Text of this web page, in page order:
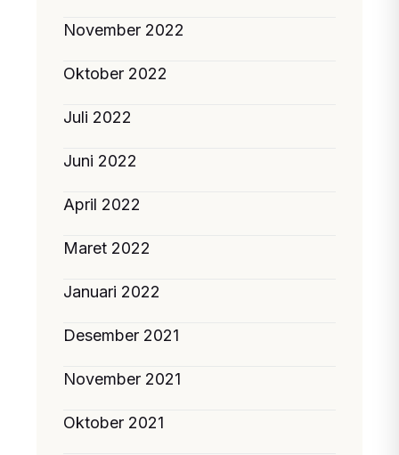
November 2022
Oktober 2022
Juli 2022
Juni 2022
April 2022
Maret 2022
Januari 2022
Desember 2021
November 2021
Oktober 2021